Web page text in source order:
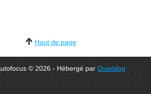
Haut de page
© 2026 - Hébergé parOverblog